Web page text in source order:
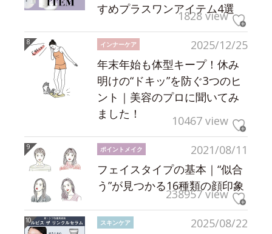
すめプラスワンアイテム4選
1828 view
2025/12/25
インナーケア
年末年始も体型キープ！休み
明けの“ドキッ”を防ぐ3つのヒ
ント｜美容のプロに聞いてみ
ました！
10467 view
2021/08/11
ポイントメイク
フェイスタイプの基本｜“似合
う”が見つかる16種類の顔印象
238957 view
2025/08/22
スキンケア